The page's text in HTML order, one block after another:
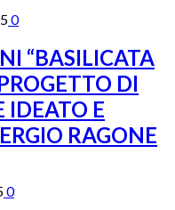
0
“BASILICATA
DI
E
RAGONE
0